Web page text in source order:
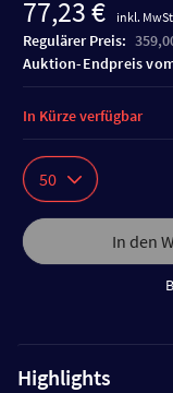
77,23 € inkl.
Regulärer Preis:
Auktion-Endpreis
50
In den
In Kürze verfügbar
Highlights